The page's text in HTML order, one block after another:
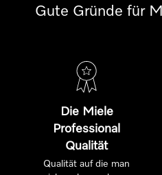
Gute Gründe für
Die Miele
Professional
Qualität
Qualität auf die man